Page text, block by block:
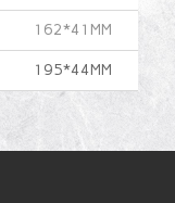
162*41MM
195*44MM